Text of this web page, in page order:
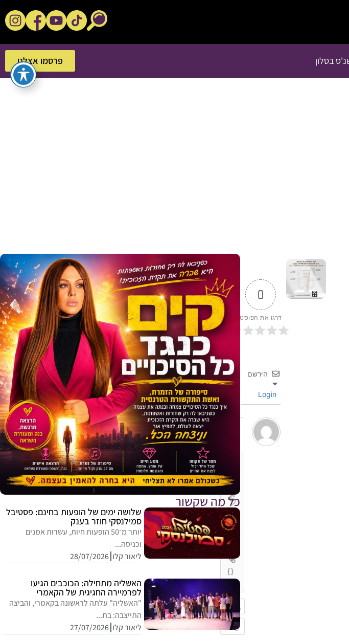
בסלון פרסמו אצלנו
פרסמו אצלנו
0
דרגו את הפוסט
הירשם
{}
שם
כל מה שקשור
שלושה ימים של הופעות בחינם: פסטיבל
סמילנסקי חוזר בענק
יותר מ־50 הופעות חיות, עשרות אמנים
וכניסה...
ליאור קלו 28/07/2026
האשליה מתחילה: הכוכבים הגיעו
לפרמיירה החגיגית של הקאמרי
"האשליה" עלתה לראשונה בקאמרי, והביצה
התייצבה: בת...
ליאור קלו 27/07/2026